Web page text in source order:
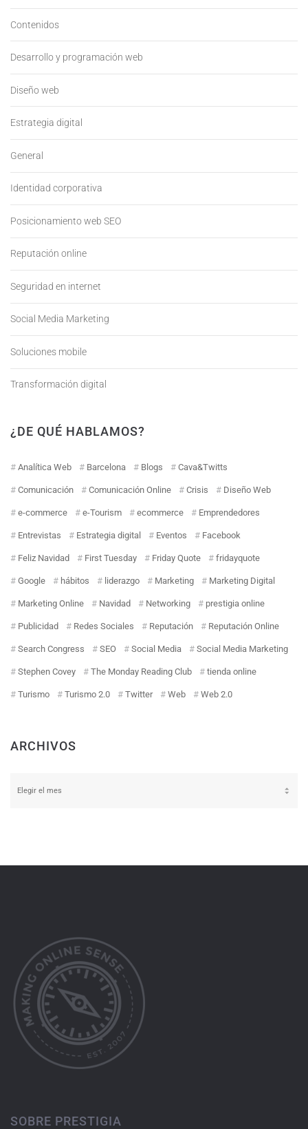
Contenidos
Desarrollo y programación web
Diseño web
Estrategia digital
General
Identidad corporativa
Posicionamiento web SEO
Reputación online
Seguridad en internet
Social Media Marketing
Soluciones mobile
Transformación digital
¿DE QUÉ HABLAMOS?
Analítica Web Barcelona Blogs Cava&Twitts
Comunicación Comunicación Online Crisis Diseño Web
e-commerce e-Tourism ecommerce Emprendedores
Entrevistas Estrategia digital Eventos Facebook
Feliz Navidad First Tuesday Friday Quote fridayquote
Google hábitos liderazgo Marketing Marketing Digital
Marketing Online Navidad Networking prestigia online
Publicidad Redes Sociales Reputación Reputación Online
Search Congress SEO Social Media Social Media Marketing
Stephen Covey The Monday Reading Club tienda online
Turismo Turismo 2.0 Twitter Web Web 2.0
ARCHIVOS
SOBRE PRESTIGIA